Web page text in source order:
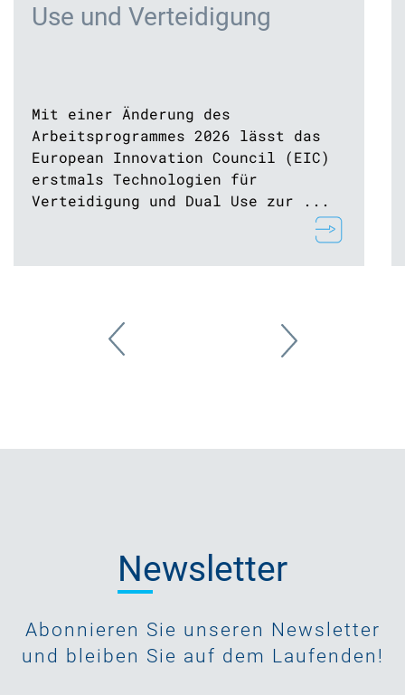
Use und Verteidigung
Mit einer Änderung des
Arbeitsprogrammes 2026 lässt das
European Innovation Council (EIC)
erstmals Technologien für
Verteidigung und Dual Use zur ...
Newsletter
Abonnieren Sie unseren Newsletter
und bleiben Sie auf dem Laufenden!